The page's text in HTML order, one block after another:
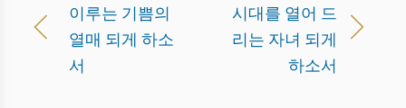
이루는 기쁨의
열매 되게 하소
서
시대를 열어 드
리는 자녀 되게
하소서